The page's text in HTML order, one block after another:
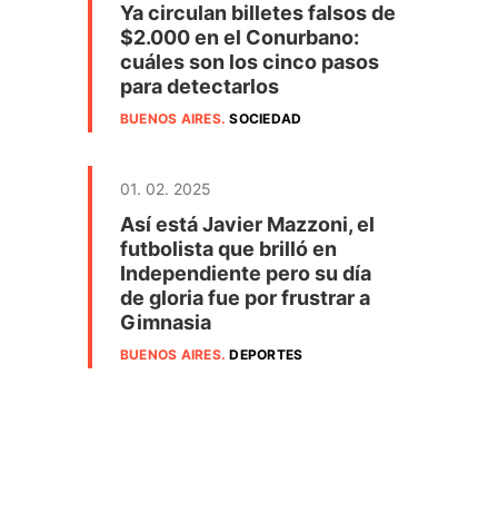
Ya circulan billetes falsos de
$2.000 en el Conurbano:
cuáles son los cinco pasos
para detectarlos
BUENOS AIRES.SOCIEDAD
01. 02. 2025
Así está Javier Mazzoni, el
futbolista que brilló en
Independiente pero su día
de gloria fue por frustrar a
Gimnasia
BUENOS AIRES.DEPORTES